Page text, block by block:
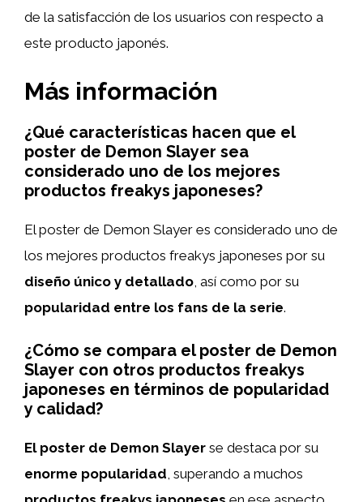
de la satisfacción de los usuarios con respecto a
este producto japonés.
Más información
¿Qué características hacen que el
poster de Demon Slayer sea
considerado uno de los mejores
productos freakys japoneses?
El poster de Demon Slayer es considerado uno de
los mejores productos freakys japoneses por su
diseño único y detallado , así como por su
popularidad entre los fans de la serie.
¿Cómo se compara el poster de Demon
Slayer con otros productos freakys
japoneses en términos de popularidad
y calidad?
El poster de Demon Slayer se destaca por su
enorme popularidad, superando a muchos